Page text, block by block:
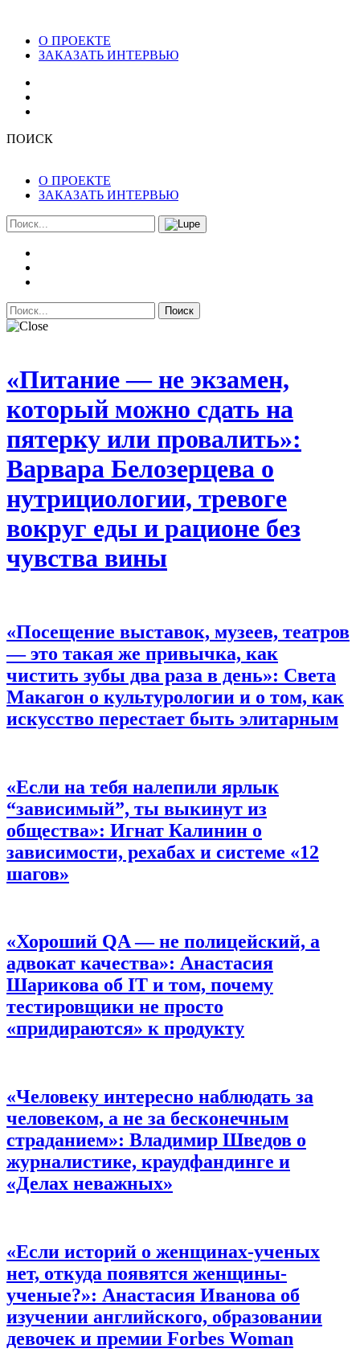
О ПРОЕКТЕ
ЗАКАЗАТЬ ИНТЕРВЬЮ
ПОИСК
О ПРОЕКТЕ
ЗАКАЗАТЬ ИНТЕРВЬЮ
Поиск
«Питание — не экзамен,
который можно сдать на
пятерку или провалить»:
Варвара Белозерцева о
нутрициологии, тревоге
вокруг еды и рационе без
чувства вины
«Посещение выставок, музеев, театров
— это такая же привычка, как
чистить зубы два раза в день»: Света
Макагон о культурологии и о том, как
искусство перестает быть элитарным
«Если на тебя налепили ярлык
“зависимый”, ты выкинут из
общества»: Игнат Калинин о
зависимости, рехабах и системе «12
шагов»
«Хороший QA — не полицейский, а
адвокат качества»: Анастасия
Шарикова об IT и том, почему
тестировщики не просто
«придираются» к продукту
«Человеку интересно наблюдать за
человеком, а не за бесконечным
страданием»: Владимир Шведов о
журналистике, краудфандинге и
«Делах неважных»
«Если историй о женщинах-ученых
нет, откуда появятся женщины-
ученые?»: Анастасия Иванова об
изучении английского, образовании
девочек и премии Forbes Woman